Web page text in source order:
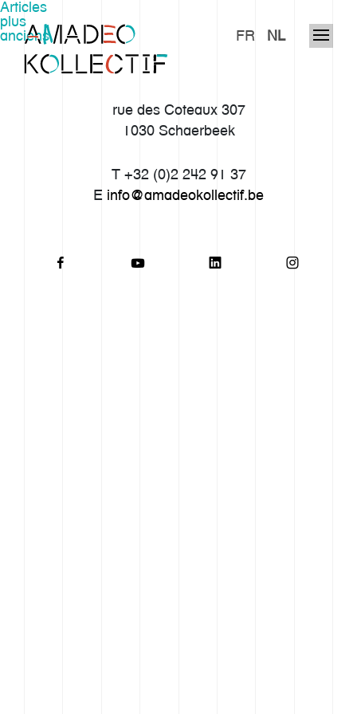
FR NL
Approche
Navigation
des
articles
Articles
plus
anciens
rue des Coteaux 307
1030 Schaerbeek
T +32 (0)2 242 91 37
E info@amadeokollectif.be